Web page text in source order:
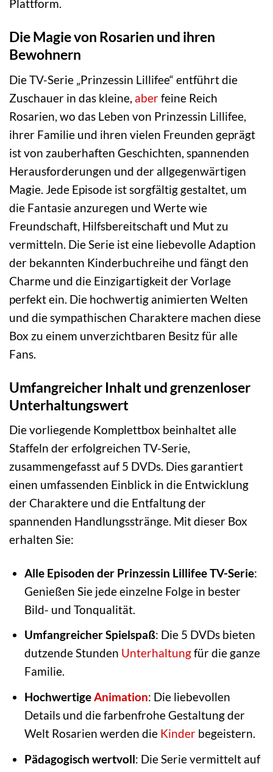
Plattform.
Die Magie von Rosarien und ihren
Bewohnern
Die TV-Serie „Prinzessin Lillifee“ entführt die
Zuschauer in das kleine, aberfeine Reich
Rosarien, wo das Leben von Prinzessin Lillifee,
ihrer Familie und ihren vielen Freunden geprägt
ist von zauberhaften Geschichten, spannenden
Herausforderungen und der allgegenwärtigen
Magie. Jede Episode ist sorgfältig gestaltet, um
die Fantasie anzuregen und Werte wie
Freundschaft, Hilfsbereitschaft und Mut zu
vermitteln. Die Serie ist eine liebevolle Adaption
der bekannten Kinderbuchreihe und fängt den
Charme und die Einzigartigkeit der Vorlage
perfekt ein. Die hochwertig animierten Welten
und die sympathischen Charaktere machen diese
Box zu einem unverzichtbaren Besitz für alle
Fans.
Umfangreicher Inhalt und grenzenloser
Unterhaltungswert
Die vorliegende Komplettbox beinhaltet alle
Staffeln der erfolgreichen TV-Serie,
zusammengefasst auf 5 DVDs. Dies garantiert
einen umfassenden Einblick in die Entwicklung
der Charaktere und die Entfaltung der
spannenden Handlungsstränge. Mit dieser Box
erhalten Sie:
Alle Episoden der Prinzessin Lillifee TV-Serie:
Genießen Sie jede einzelne Folge in bester
Bild- und Tonqualität.
Umfangreicher Spielspaß: Die 5 DVDs bieten
dutzende Stunden Unterhaltungfür die ganze
Familie.
HochwertigeAnimation: Die liebevollen
Details und die farbenfrohe Gestaltung der
Welt Rosarien werden die Kinderbegeistern.
Pädagogisch wertvoll: Die Serie vermittelt auf